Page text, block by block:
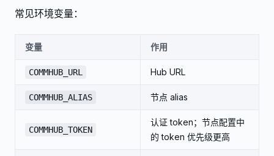
常见环境变量：
变量 作用
COMMHUB_URL Hub URL
COMMHUB_ALIAS 节点 alias
COMMHUB_TOKEN
认证 token；节点配置中
的 token 优先级更高